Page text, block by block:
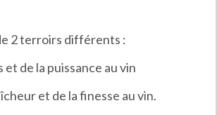
2 terroirs différents :
de la puissance au vin
et de la finesse au vin.